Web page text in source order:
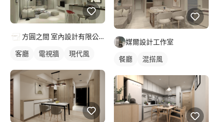
方圓之間 室內設計有限公司
客廳 電視牆 現代風
媒爾設計工作室
餐廳 混搭風